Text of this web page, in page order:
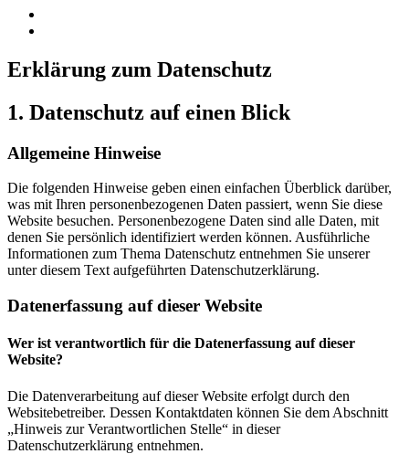
Erklärung zum Datenschutz
1. Datenschutz auf einen Blick
Allgemeine Hinweise
Die folgenden Hinweise geben einen einfachen Überblick darüber,
was mit Ihren personenbezogenen Daten passiert, wenn Sie diese
Website besuchen. Personenbezogene Daten sind alle Daten, mit
denen Sie persönlich identifiziert werden können. Ausführliche
Informationen zum Thema Datenschutz entnehmen Sie unserer
unter diesem Text aufgeführten Datenschutzerklärung.
Datenerfassung auf dieser Website
Wer ist verantwortlich für die Datenerfassung auf dieser
Website?
Die Datenverarbeitung auf dieser Website erfolgt durch den
Websitebetreiber. Dessen Kontaktdaten können Sie dem Abschnitt
„Hinweis zur Verantwortlichen Stelle“ in dieser
Datenschutzerklärung entnehmen.